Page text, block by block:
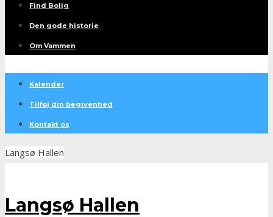
Find Bolig
Den gode historie
Om Vammen
Kalender
Tilføj din begivenhed
Kontakt os
Langsø Hallen
Langsø Hallen